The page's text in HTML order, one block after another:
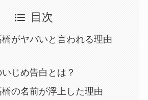
目次
がヤバいと言われる理由
じめ告白とは？
の名前が浮上した理由